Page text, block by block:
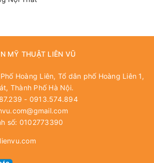
MỸ THUẬT LIÊN VŨ
Hoàng Liên, Tổ dân phố Hoàng Liên 1,
Thành Phố Hà Nội.
- 0913.574.894
số: 0102773390